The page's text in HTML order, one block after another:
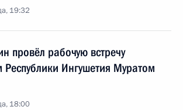
19:32
провёл рабочую встречу
Республики Ингушетия Муратом
18:00